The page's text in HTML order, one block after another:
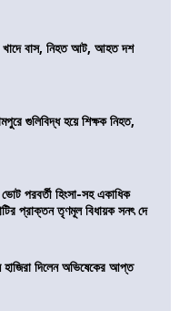
খাদে বাস, নিহত আট, আহত দশ
গুলিবিদ্ধ হয়ে শিক্ষক নিহত,
পরবর্তী হিংসা-সহ একাধিক
প্রাক্তন তৃণমূল বিধায়ক সনৎ দে
দিলেন অভিষেকের আপ্ত